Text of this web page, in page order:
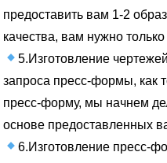
предоставить вам 1-2
качества, вам нужно
5.Изготовление
запроса пресс-формы, как
пресс-форму, мы начнем
основе предоставленных
6.Изготовление пресс-